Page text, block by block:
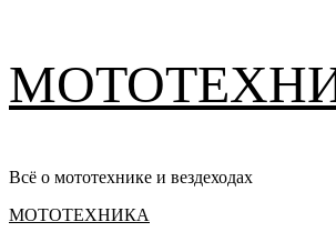
содержимому
Всё о мототехнике и вездеходах
Основное
МОТОТЕХНИКА